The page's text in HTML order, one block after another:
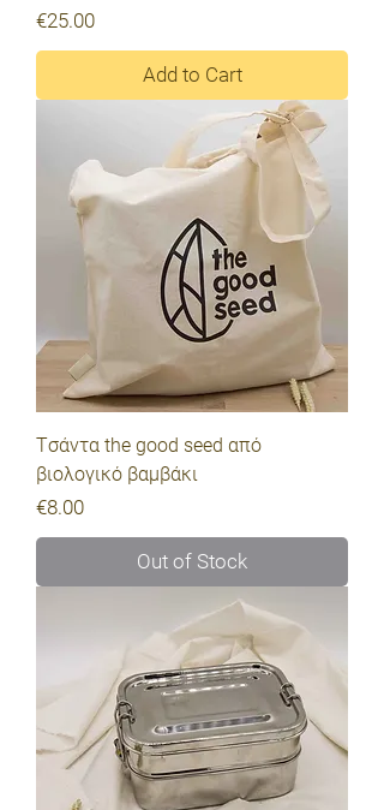
Price
€25.00
Add to Cart
Tσάντα the good seed από
βιολογικό βαμβάκι
Price
€8.00
Out of Stock